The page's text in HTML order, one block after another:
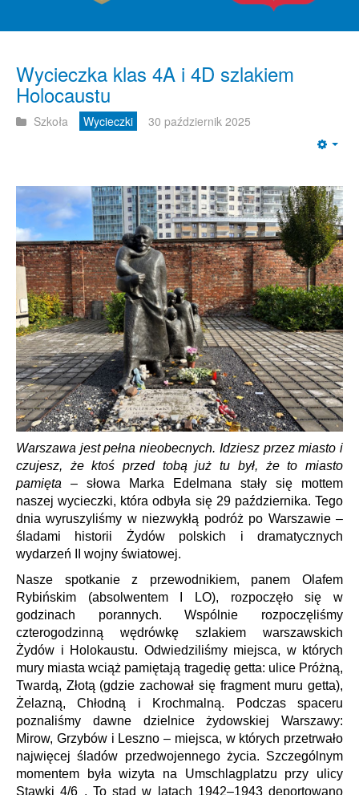
Wycieczka klas 4A i 4D szlakiem
Holocaustu
Szkoła Wycieczki 30 październik 2025
Warszawa jest pełna nieobecnych. Idziesz przez miasto i
czujesz, że ktoś przed tobą już tu był, że to miasto
pamięta – słowa Marka Edelmana stały się mottem
naszej wycieczki, która odbyła się 29 października. Tego
dnia wyruszyliśmy w niezwykłą podróż po Warszawie –
śladami historii Żydów polskich i dramatycznych
wydarzeń II wojny światowej.
Nasze spotkanie z przewodnikiem, panem Olafem
Rybińskim (absolwentem I LO), rozpoczęło się w
godzinach porannych. Wspólnie rozpoczęliśmy
czterogodzinną wędrówkę szlakiem warszawskich
Żydów i Holokaustu. Odwiedziliśmy miejsca, w których
mury miasta wciąż pamiętają tragedię getta: ulice Próżną,
Twardą, Złotą (gdzie zachował się fragment muru getta),
Żelazną, Chłodną i Krochmalną. Podczas spaceru
poznaliśmy dawne dzielnice żydowskiej Warszawy:
Mirow, Grzybów i Leszno – miejsca, w których przetrwało
najwięcej śladów przedwojennego życia. Szczególnym
momentem była wizyta na Umschlagplatzu przy ulicy
Stawki 4/6 . To stąd w latach 1942–1943 deportowano